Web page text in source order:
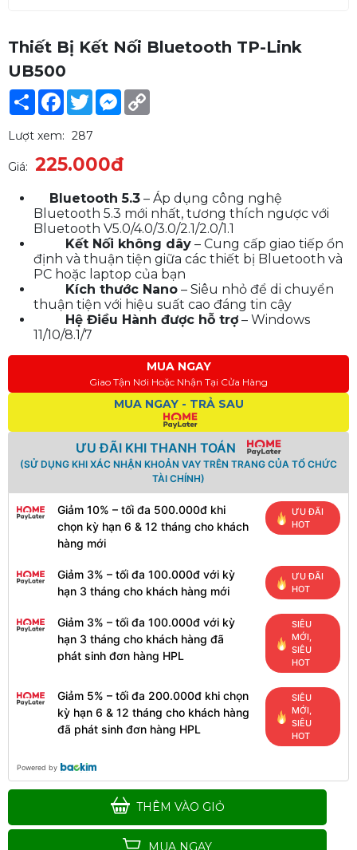
Thiết Bị Kết Nối Bluetooth TP-Link
UB500
Share Facebook
TwitterMessenger
Lượt xem: 287
Giá: 225.000đ
Bluetooth 5.3 – Áp dụng công nghệ
Bluetooth 5.3 mới nhất, tương thích ngược với
Bluetooth V5.0/4.0/3.0/2.1/2.0/1.1
Kết Nối không dây – Cung cấp giao tiếp ổn
định và thuận tiện giữa các thiết bị Bluetooth và
PC hoặc laptop của bạn
Kích thước Nano – Siêu nhỏ để di chuyển
thuận tiện với hiệu suất cao đáng tin cậy
Hệ Điều Hành được hỗ trợ – Windows
11/10/8.1/7
MUA NGAY
Giao Tận Nơi Hoặc Nhận Tại Cửa Hàng
MUA NGAY - TRẢ SAU
ƯU ĐÃI KHI THANH TOÁN
(SỬ DỤNG KHI XÁC NHẬN KHOẢN VAY TRÊN TRANG CỦA TỔ CHỨC
TÀI CHÍNH)
Giảm 10% – tối đa 500.000đ khi
chọn kỳ hạn 6 & 12 tháng cho khách
hàng mới
ƯU ĐÃI
HOT
Giảm 3% – tối đa 100.000đ với kỳ
hạn 3 tháng cho khách hàng mới
ƯU ĐÃI
HOT
Giảm 3% – tối đa 100.000đ với kỳ
hạn 3 tháng cho khách hàng đã
phát sinh đơn hàng HPL
SIÊU
MỚI,
SIÊU
HOT
Giảm 5% – tối đa 200.000đ khi chọn
kỳ hạn 6 & 12 tháng cho khách hàng
đã phát sinh đơn hàng HPL
SIÊU
MỚI,
SIÊU
HOT
Powered by
THÊM VÀO GIỎ
MUA NGAY
Nguồn Cooler Master 650W
MWE 650 V2 230V 80 Plus
Bronze (MPE-6501-ACABW-B)
Nguồn máy tính Xigmatek X-
Power III 650 600W